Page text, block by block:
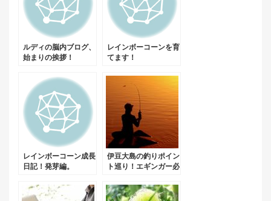
ルディの脳内ブログ、
始まりの挨拶！
レインボーコーンを育
てます！
レインボーコーン成長
日記！発芽編。
伊豆大島の釣りポイン
ト巡り！エギンガー必